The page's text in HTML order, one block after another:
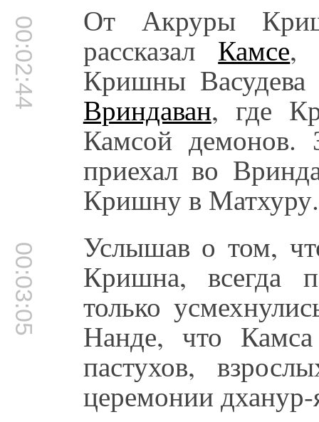
00:02:44 От Акруры
рассказал Камсе,
Кришны
Вриндаван, где
Камсой демонов.
приехал во
Кришну в Матхуру.
00:03:05 Услышав о том,
Кришна, всегда
только
Нанде, что
пастухов,
церемонии дханур-